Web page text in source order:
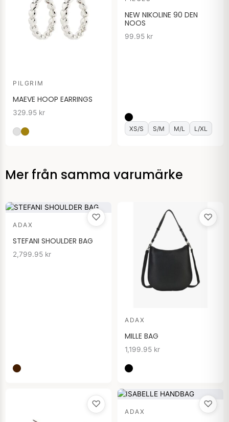
PILGRIM
MAEVE HOOP EARRINGS
329.95 kr
NEW NIKOLINE 90 DEN
NOOS
99.95 kr
XS/S S/M M/L L/XL
Mer från samma varumärke
♡
ADAX
STEFANI SHOULDER BAG
2,799.95 kr
♡
ADAX
MILLE BAG
1,199.95 kr
♡ ♡
ADAX